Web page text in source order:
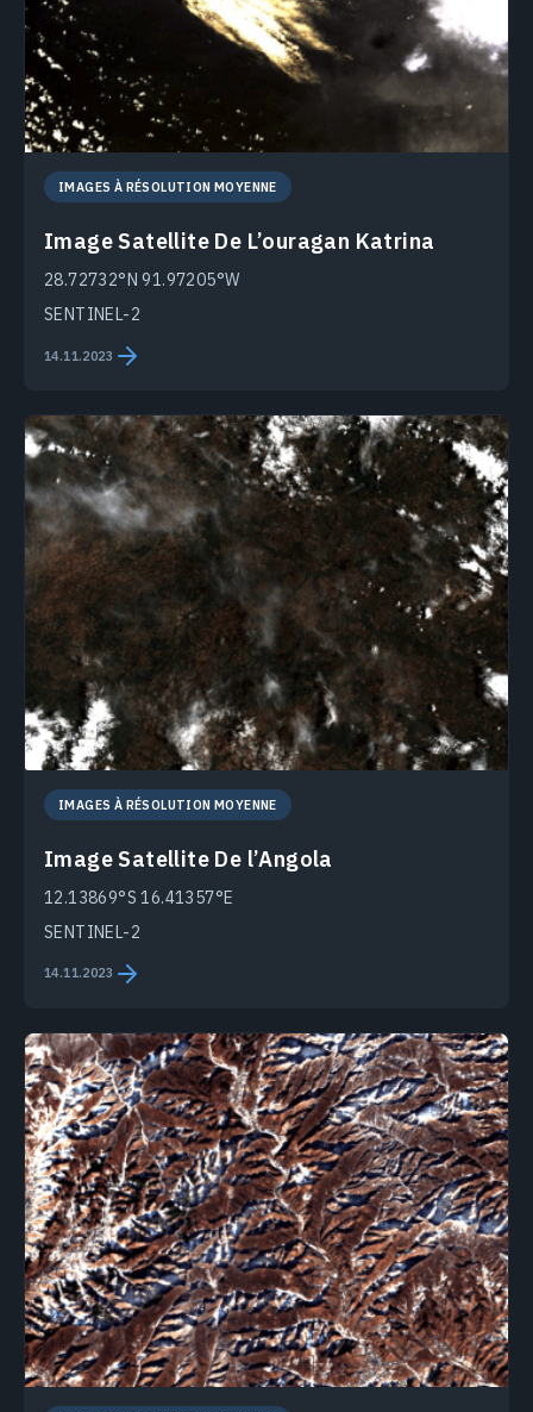
IMAGES À RÉSOLUTION MOYENNE
Image Satellite De L’ouragan Katrina
28.72732°N 91.97205°W
SENTINEL-2
14.11.2023
IMAGES À RÉSOLUTION MOYENNE
Image Satellite De l’Angola
12.13869°S 16.41357°E
SENTINEL-2
14.11.2023